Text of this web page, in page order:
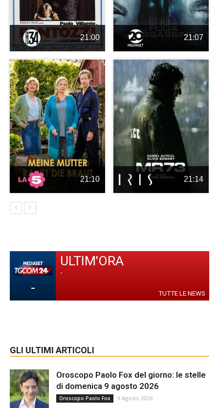
21:00 21:07
21:10 21:14
-
ULTIM'ORA
-
TUTTE LE NEWS
GLI ULTIMI ARTICOLI
Oroscopo Paolo Fox del giorno: le stelle
di domenica 9 agosto 2026
Oroscopo Paolo Fox 9 Agosto 2026